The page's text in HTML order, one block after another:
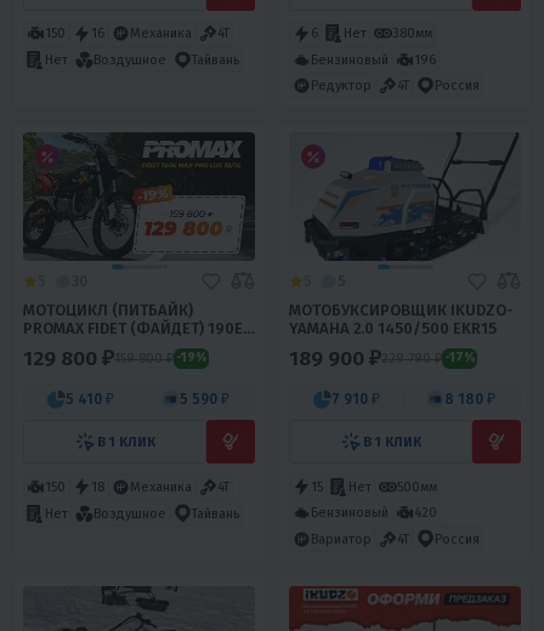
150 16 Механика
4T
Нет
Воздушное Тайвань
6 Нет
380мм
Бензиновый
196
Редуктор
4T Россия
МОТОЦИКЛ (ПИТБАЙК)
PROMAX FIDET (ФАЙДЕТ) 190E
MAX PRO LUX 19/16
129 800 ₽159 800 ₽ -19%
5 410 ₽ 5 590 ₽
В 1 КЛИК
150 18 Механика
4T
Нет
Воздушное Тайвань
МОТОБУКСИРОВЩИК IKUDZO-
YAMAHA 2.0 1450/500 EKR15
189 900 ₽229 790 ₽ -17%
7 910 ₽ 8 180 ₽
В 1 КЛИК
15 Нет
500мм
Бензиновый
420
Вариатор
4T Россия